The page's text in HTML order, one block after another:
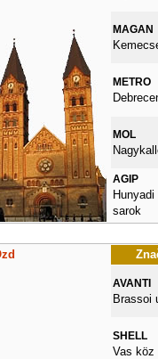
MAGAN
METRO
MOL
AGIP
sarok
AVANTI
Brassoi
SHELL
Vas köz